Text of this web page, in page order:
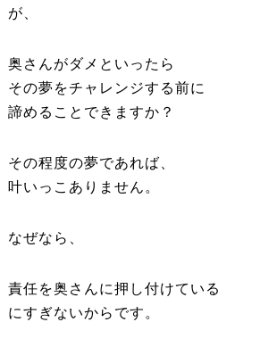
が、
奥さんがダメといったら
その夢をチャレンジする前に
諦めることできますか？
その程度の夢であれば、
叶いっこありません。
なぜなら、
責任を奥さんに押し付けている
にすぎないからです。